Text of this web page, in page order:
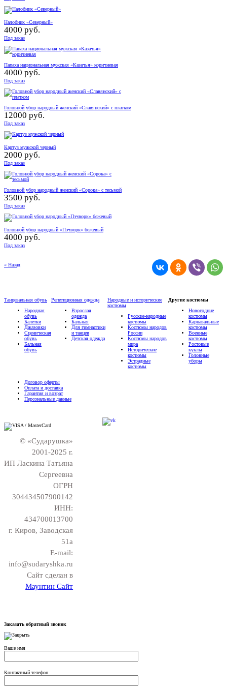
Налобник «Северный»
4000 руб.
Под заказ
Папаха национальная мужская «Казачья» коричневая
4000 руб.
Под заказ
Головной убор народный женский «Славянский» с платком
12000 руб.
Под заказ
Картуз мужской черный
2000 руб.
Под заказ
Головной убор народный женский «Сорока» с тесьмой
3500 руб.
Под заказ
Головной убор народный «Пэчворк» бежевый
4000 руб.
Под заказ
« Назад
Танцевальная обувь
Народная
обувь
Балетки
Джазовки
Сценическая
обувь
Бальная
обувь
Репетиционная одежда
Взрослая
одежда
Бальная
Для гимнастики
и танцев
Детская одежда
Народные и исторические
костюмы
Русские-народные
костюмы
Костюмы народов
России
Костюмы народов
мира
Исторические
костюмы
Эстрадные
костюмы
Другие костюмы
Новогодние
костюмы
Карнавальные
костюмы
Военные
костюмы
Ростовые
куклы
Головные
уборы
Договор оферты
Оплата и доставка
Гарантия и возрат
Персональные данные
© «Сударушка»
2001-2025 г.
ИП Ласкина Татьяна
Сергеевна
ОГРН
304434507900142
ИНН:
434700013700
г. Киров, Заводская
51а
E-mail:
info@sudaryshka.ru
Сайт сделан в
Маунтин Сайт
Заказать обратный звонок
Ваше имя
Контактный телефон